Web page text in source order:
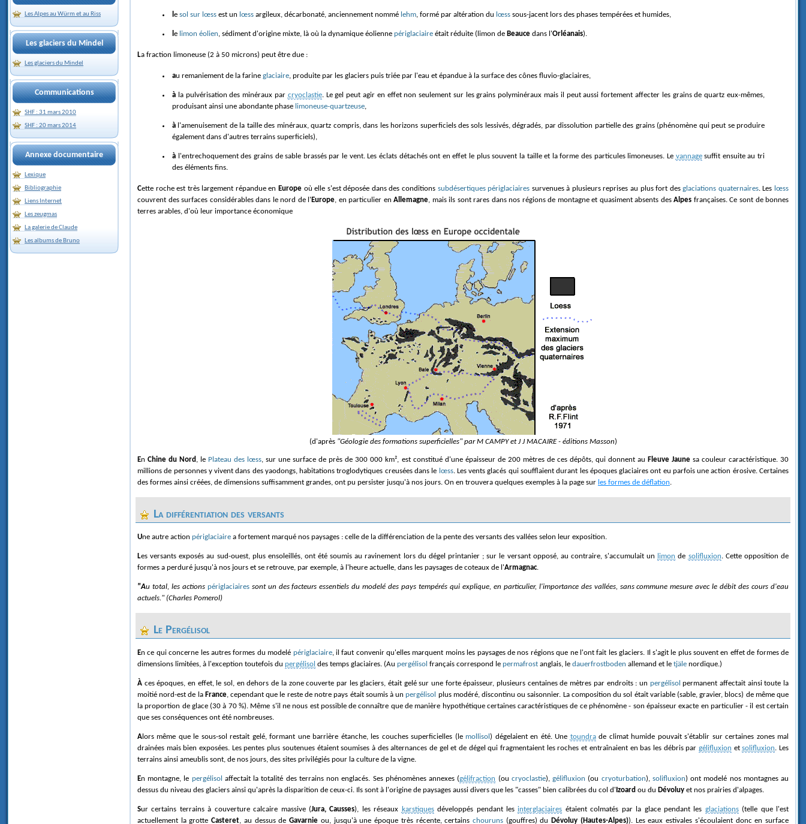
Les Alpes au Würm et au Riss
Les glaciers du Mindel
Les glaciers du Mindel
Communications
SHF : 31 mars 2010
SHF : 20 mars 2014
Annexe documentaire
Lexique
Bibliographie
Liens Internet
Les zeugmas
La galerie de Claude
Les albums de Bruno
le sol sur lœss est un lœss argileux, décarbonaté, anciennement nommé lehm, formé par altération du lœss sous-jacent lors des phases tempérées et humides,
le limon éolien, sédiment d'origine mixte, là où la dynamique éolienne périglaciaire était réduite (limon de Beauce dans l'Orléanais).
La fraction limoneuse (2 à 50 microns) peut être due :
au remaniement de la farine glaciaire, produite par les glaciers puis triée par l'eau et épandue à la surface des cônes fluvio-glaciaires,
à la pulvérisation des minéraux par cryoclastie. Le gel peut agir en effet non seulement sur les grains polyminéraux mais il peut aussi fortement affecter les grains de quartz eux-mêmes,
produisant ainsi une abondante phase limoneuse-quartzeuse,
à l'amenuisement de la taille des minéraux, quartz compris, dans les horizons superficiels des sols lessivés, dégradés, par dissolution partielle des grains (phénomène qui peut se produire
également dans d'autres terrains superficiels),
à l'entrechoquement des grains de sable brassés par le vent. Les éclats détachés ont en effet le plus souvent la taille et la forme des particules limoneuses. Le vannagesuffit ensuite au tri
des éléments fins.
Cette roche est très largement répandue en Europe où elle s'est déposée dans des conditions subdésertiques périglaciaires survenues à plusieurs reprises au plus fort desglaciations quaternaires. Les lœss
couvrent des surfaces considérables dans le nord de l' Europe, en particulier enAllemagne, mais ils sont rares dans nos régions de montagne et quasiment absents desAlpes françaises. Ce sont de bonnes
terres arables, d'où leur importance économique
(d'après "Géologie des formations superficielles" par M CAMPY et J J MACAIRE - éditions Masson)
EnChine du Nord , le Plateau des lœss, sur une surface de près de 300 000 km², est constitué d'une épaisseur de 200 mètres de ces dépôts, qui donnent au Fleuve Jaunesa couleur caractéristique. 30
millions de personnes y vivent dans des yaodongs, habitations troglodytiques creusées dans le lœss. Les vents glacés qui soufflaient durant les époques glaciaires ont eu parfois une action érosive. Certaines
des formes ainsi créées, de dimensions suffisamment grandes, ont pu persister jusqu'à nos jours. On en trouvera quelques exemples à la page sur les formes de déflation.
La différentiation des versants
Une autre action périglaciaire a fortement marqué nos paysages : celle de la différenciation de la pente des versants des vallées selon leur exposition.
Les versants exposés au sud-ouest, plus ensoleillés, ont été soumis au ravinement lors du dégel printanier ; sur le versant opposé, au contraire, s'accumulait un limon de solifluxion. Cette opposition de
formes a perduré jusqu'à nos jours et se retrouve, par exemple, à l'heure actuelle, dans les paysages de coteaux de l'Armagnac.
"Au total, les actions périglaciairessont un des facteurs essentiels du modelé des pays tempérés qui explique, en particulier, l'importance des vallées, sans commune mesure avec le débit des cours d'eau
actuels." (Charles Pomerol)
Le Pergélisol
En ce qui concerne les autres formes du modelé périglaciaire, il faut convenir qu'elles marquent moins les paysages de nos régions que ne l'ont fait les glaciers. Il s'agit le plus souvent en effet de formes de
dimensions limitées, à l'exception toutefois du pergélisol des temps glaciaires. (Au pergélisol français correspond le permafrost anglais, le dauerfrostboden allemand et le tjäle nordique.)
À ces époques, en effet, le sol, en dehors de la zone couverte par les glaciers, était gelé sur une forte épaisseur, plusieurs centaines de mètres par endroits : un pergélisol permanent affectait ainsi toute la
moitié nord-est de la France, cependant que le reste de notre pays était soumis à unpergélisol plus modéré, discontinu ou saisonnier. La composition du sol était variable (sable, gravier, blocs) de même que
la proportion de glace (30 à 70 %). Même s'il ne nous est possible de connaître que de manière hypothétique certaines caractéristiques de ce phénomène - son épaisseur exacte en particulier - il est certain
que ses conséquences ont été nombreuses.
Alors même que le sous-sol restait gelé, formant une barrière étanche, les couches superficielles (le mollisol) dégelaient en été. Une toundrade climat humide pouvait s'établir sur certaines zones mal
drainées mais bien exposées. Les pentes plus soutenues étaient soumises à des alternances de gel et de dégel qui fragmentaient les roches et entraînaient en bas les débris par gélifluxion etsolifluxion. Les
terrains ainsi ameublis sont, de nos jours, des sites privilégiés pour la culture de la vigne.
En montagne, le pergélisol affectait la totalité des terrains non englacés. Ses phénomènes annexes (gélifraction (ou cryoclastie),gélifluxion (ou cryoturbation), solifluxion) ont modelé nos montagnes au
dessus du niveau des glaciers ainsi qu'après la disparition de ceux-ci. Ils sont à l'origine de paysages aussi divers que les "casses" bien calibrées du col d' Izoard ou du Dévoluy et nos prairies d'alpages.
Sur certains terrains à couverture calcaire massive (Jura, Causses), les réseaux karstiquesdéveloppés pendant lesinterglaciaires étaient colmatés par la glace pendant les glaciations(telle que l'est
actuellement la grotteCasteret, au dessus deGavarnie ou, jusqu'à une époque très récente, certains chouruns (gouffres) du Dévoluy (Hautes-Alpes)). Les eaux estivales s'écoulaient donc en surface